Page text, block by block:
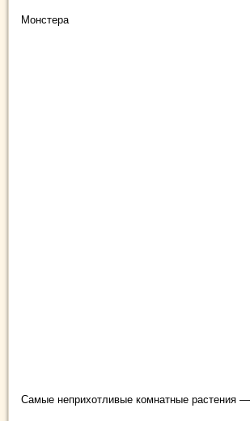
Монстера
Самые неприхотливые комнатные растения